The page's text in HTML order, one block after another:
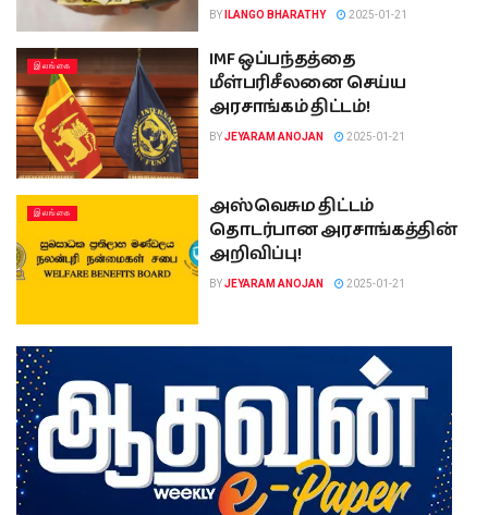
BY ILANGO BHARATHY 2025-01-21
இலங்கை
IMF ஒப்பந்தத்தை
மீள்பரிசீலனை செய்ய
அரசாங்கம் திட்டம்!
BYJEYARAM ANOJAN 2025-01-21
இலங்கை
அஸ்வெசும திட்டம்
தொடர்பான அரசாங்கத்தின்
அறிவிப்பு!
BYJEYARAM ANOJAN 2025-01-21